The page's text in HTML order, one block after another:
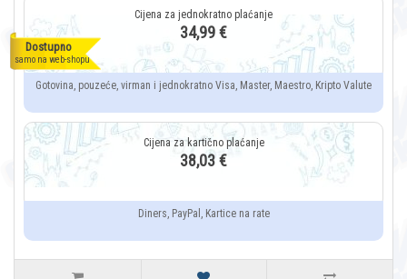
Dostupno
samo na web-shopu
34,99 €
Gotovina, pouzeće, virman i jednokratno Visa, Master, Maestro, Kripto Valute
38,03 €
Diners, PayPal, Kartice na rate